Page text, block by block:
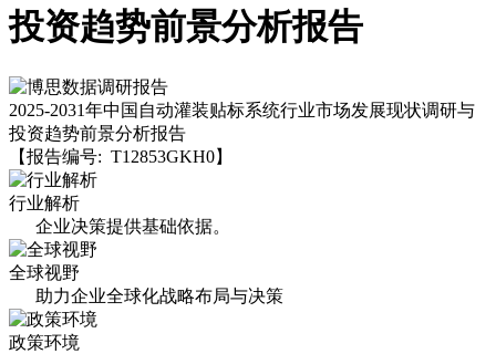
投资趋势前景分析报告
2025-2031年中国自动灌装贴标系统行业市场发展现状调研与
投资趋势前景分析报告
【报告编号: T12853GKH0】
行业解析
企业决策提供基础依据。
全球视野
助力企业全球化战略布局与决策
政策环境